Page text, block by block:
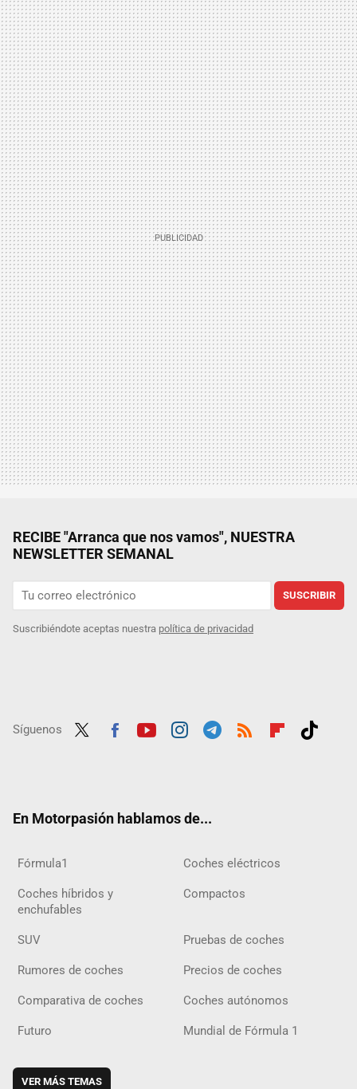
RECIBE "Arranca que nos vamos", NUESTRA
NEWSLETTER SEMANAL
SUSCRIBIR
Suscribiéndote aceptas nuestra política de privacidad
Síguenos
En Motorpasión hablamos de...
Fórmula1 Coches eléctricos
Coches híbridos y
enchufables
Compactos
SUV Pruebas de coches
Rumores de coches Precios de coches
Comparativa de coches Coches autónomos
Futuro Mundial de Fórmula 1
VER MÁS TEMAS